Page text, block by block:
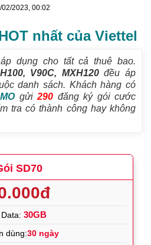
2023, 00:02
nhất của Viettel
áp dụng cho tất cả thuê bao.
V90C, MXH120đều áp
danh sách. Khách hàng có
MOgửi290 đăng ký gói cước
tra có thành công hay không
SD70
30GB
dùng:30 ngày